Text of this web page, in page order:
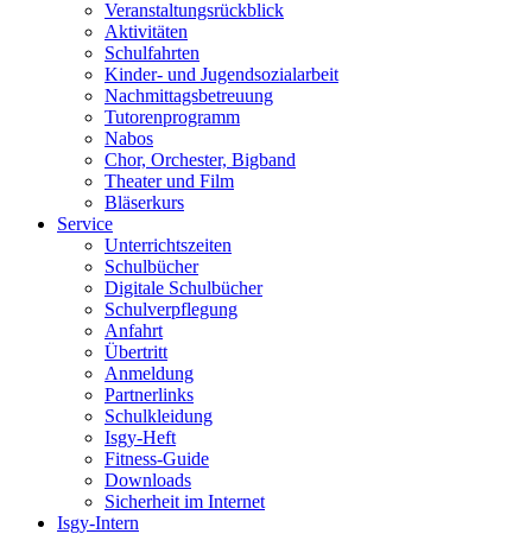
Veranstaltungsrückblick
Aktivitäten
Schulfahrten
Kinder- und Jugendsozialarbeit
Nachmittagsbetreuung
Tutorenprogramm
Nabos
Chor, Orchester, Bigband
Theater und Film
Bläserkurs
Service
Unterrichtszeiten
Schulbücher
Digitale Schulbücher
Schulverpflegung
Anfahrt
Übertritt
Anmeldung
Partnerlinks
Schulkleidung
Isgy-Heft
Fitness-Guide
Downloads
Sicherheit im Internet
Isgy-Intern